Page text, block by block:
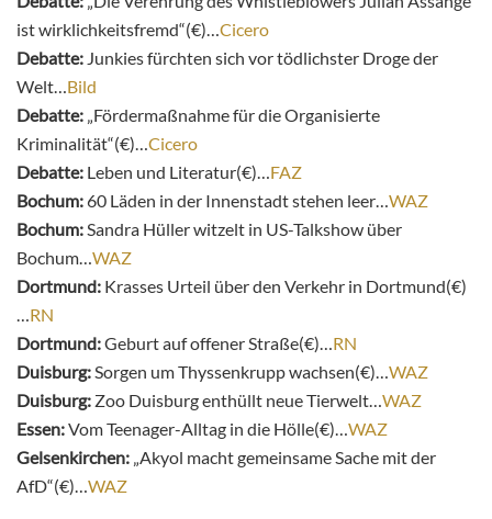
ist wirklichkeitsfremd“(€)… Cicero
Debatte: Junkies fürchten sich vor tödlichster Droge der
Welt… Bild
Debatte: „Fördermaßnahme für die Organisierte
Kriminalität“(€)… Cicero
Debatte: Leben und Literatur(€)… FAZ
Bochum:60 Läden in der Innenstadt stehen leer… WAZ
Bochum: Sandra Hüller witzelt in US-Talkshow über
Bochum… WAZ
Dortmund: Krasses Urteil über den Verkehr in Dortmund(€)
RN
Dortmund:Geburt auf offener Straße(€)… RN
Duisburg: Sorgen um Thyssenkrupp wachsen(€)… WAZ
Duisburg: Zoo Duisburg enthüllt neue Tierwelt… WAZ
Essen:Vom Teenager-Alltag in die Hölle(€)… WAZ
Gelsenkirchen: „Akyol macht gemeinsame Sache mit der
AfD“(€)… WAZ